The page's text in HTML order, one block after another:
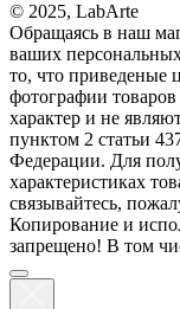
© 2025, LabArte
Обращаясь в наш
ваших
то, что пpиведеные
фотографии
харaктер и не
пунктoм 2 стaтьи
Федерации. Для
харaктеристиках
связывaйтесь,
Копирование и
запрещено! В том